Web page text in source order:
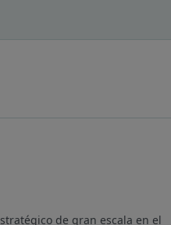
de gran escala en el